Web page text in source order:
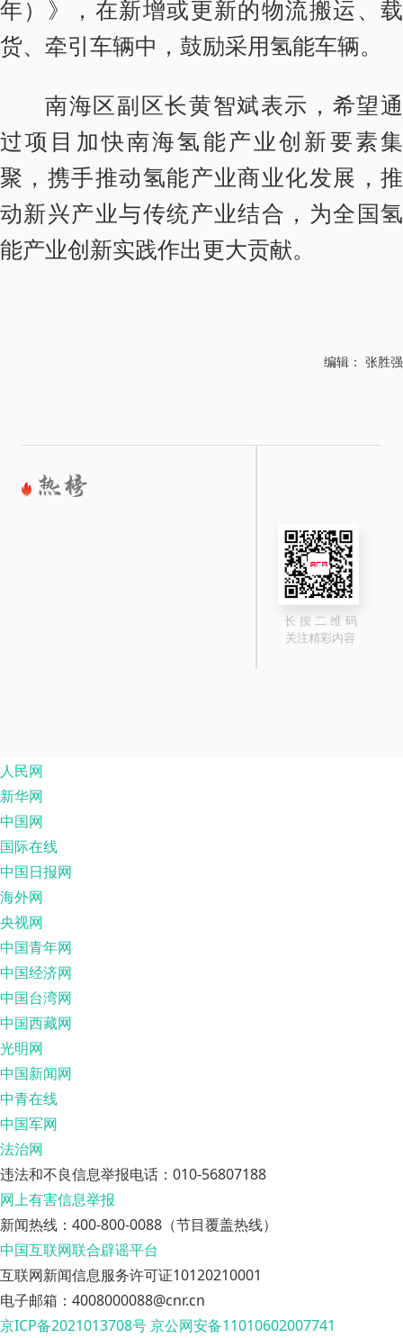
年）》，在新增或更新的物流搬运、载
货、牵引车辆中，鼓励采用氢能车辆。
南海区副区长黄智斌表示，希望通
过项目加快南海氢能产业创新要素集
聚，携手推动氢能产业商业化发展，推
动新兴产业与传统产业结合，为全国氢
能产业创新实践作出更大贡献。
编辑： 张胜强
长 按 二 维 码
关注精彩内容
人民网
新华网
中国网
国际在线
中国日报网
海外网
央视网
中国青年网
中国经济网
中国台湾网
中国西藏网
光明网
中国新闻网
中青在线
中国军网
法治网
违法和不良信息举报电话：010-56807188
网上有害信息举报
新闻热线：400-800-0088（节目覆盖热线）
中国互联网联合辟谣平台
互联网新闻信息服务许可证10120210001
电子邮箱：4008000088@cnr.cn
京ICP备2021013708号京公网安备11010602007741